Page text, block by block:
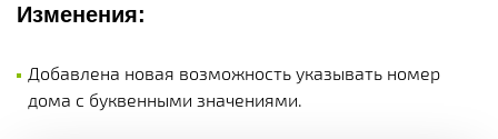
Изменения:
Добавлена новая возможность указывать номер
дома с буквенными значениями.